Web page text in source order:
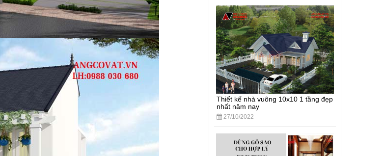
Thiết kế nhà vuông 10x10 1 tầng đẹp
nhất năm nay
27/10/2022